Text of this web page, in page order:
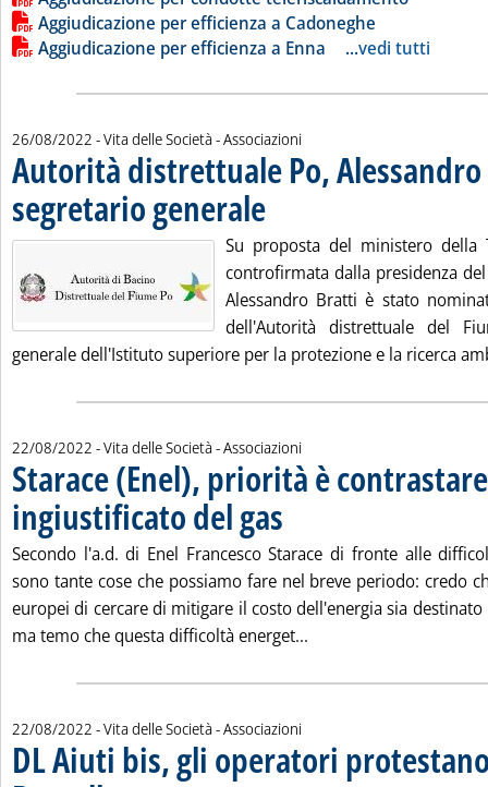
Aggiudicazione per efficienza a Cadoneghe
Aggiudicazione per efficienza a Enna
...vedi tutti
26/08/2022 - Vita delle Società - Associazioni
Autorità distrettuale Po,
segretario generale
Su proposta del ministero della
controfirmata dalla presidenza
Alessandro Bratti è stato
dell'Autorità distrettuale del
generale dell'Istituto superiore per la protezione e la ricerca
22/08/2022 - Vita delle Società - Associazioni
Starace (Enel), priorità è
ingiustificato del gas
Secondo l'a.d. di Enel Francesco Starace di fronte alle
sono tante cose che possiamo fare nel breve periodo: credo
europei di cercare di mitigare il costo dell'energia sia
ma temo che questa difficoltà energet...
22/08/2022 - Vita delle Società - Associazioni
DL Aiuti bis, gli operatori